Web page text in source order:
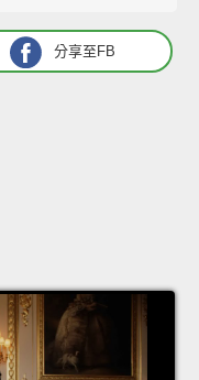
分享至FB